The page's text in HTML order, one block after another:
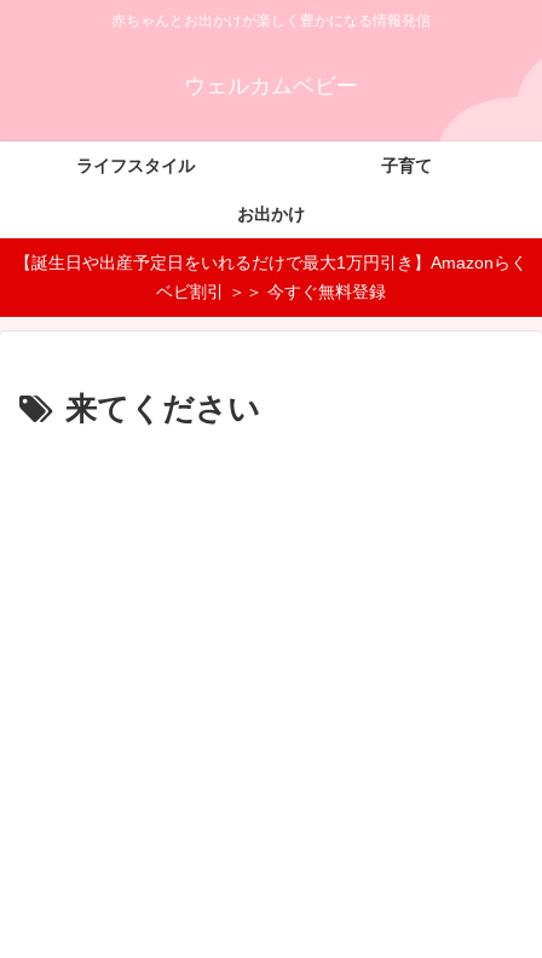
赤ちゃんとお出かけが楽しく豊かになる情報発信
ウェルカムベビー
ライフスタイル 子育て
お出かけ
【誕生日や出産予定日をいれるだけで最大1万円引き】Amazonらく
ベビ割引 ＞＞ 今すぐ無料登録
来てください